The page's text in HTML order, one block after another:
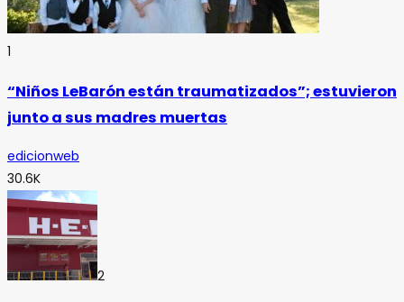
1
“Niños LeBarón están traumatizados”; estuvieron
junto a sus madres muertas
edicionweb
30.6K
2